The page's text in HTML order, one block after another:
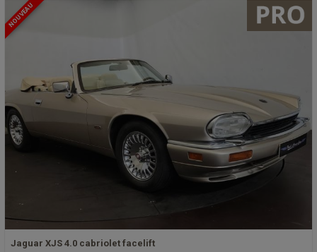
NOUVEAU
Jaguar XJS 4.0 cabriolet facelift